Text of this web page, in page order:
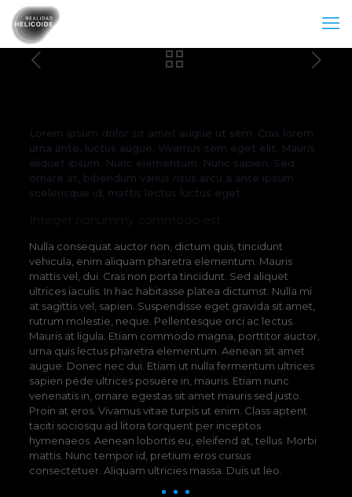
Lorem ipsum dolor sit amet augue ut sem. Cras lorem
urna ante, luctus augue. Vivamus sem eget elit. Mauris
aliquet ipsum. Nunc elementum. Nunc sapien. Sed
ornare at, bibendum varius risus arcu a ante ipsum
scelerisque id, mattis lectus luctus eget.
Integer nonummy commodo est
Nulla consequat auctor non, dictum quis, tincidunt
vehicula, enim aliquam pharetra elementum. Mauris
mattis vel, dui. Cras non porta tincidunt. Sed aliquet
ultrices iaculis. In hac habitasse platea dictumst. Nulla mi
at sagittis vel, sapien. Suspendisse eget gravida sit amet,
rutrum molestie, neque. Pellentesque orci ac lectus.
Mauris at ligula. Etiam commodo magna, porttitor auctor,
urna quis lectus pharetra elementum. Aenean sit amet
augue. Donec nec dui. Etiam ut nulla fermentum ultrices
sapien pede ultrices posuere in, mauris. Etiam nunc
venenatis in, ornare egestas sit amet mauris sed justo.
Proin at eros. Vivamus vitae turpis ut enim. Class aptent
taciti sociosqu ad litora torquent per inceptos
hymenaeos. Aenean lobortis eu, eleifend at, tellus. Morbi
mattis. Nunc tempor id, pretium eros cursus
consectetuer. Aliquam ultricies massa. Duis ut leo.